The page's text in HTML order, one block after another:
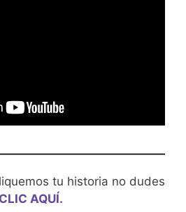
tu historia no dudes
CLIC AQUÍ.